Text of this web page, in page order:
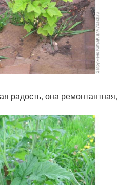
радость, она ремонтантная,